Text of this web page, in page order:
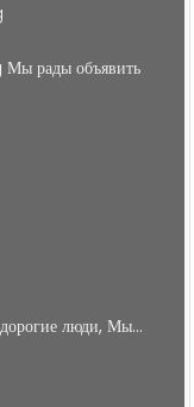
рады объявить
люди, Мы…